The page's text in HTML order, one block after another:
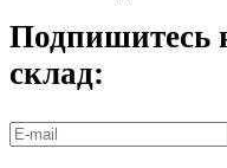
Подпишитесь
склад: